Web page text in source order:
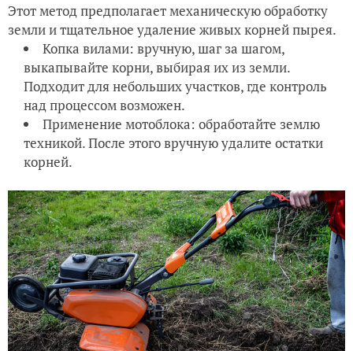
Этот метод предполагает механическую обработку
земли и тщательное удаление живых корней пырея.
Копка вилами: вручную, шаг за шагом,
выкапывайте корни, выбирая их из земли.
Подходит для небольших участков, где контроль
над процессом возможен.
Применение мотоблока: обработайте землю
техникой. После этого вручную удалите остатки
корней.